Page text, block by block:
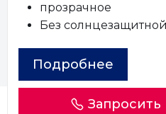
прозрачное
Без
Подробнее
Запросить